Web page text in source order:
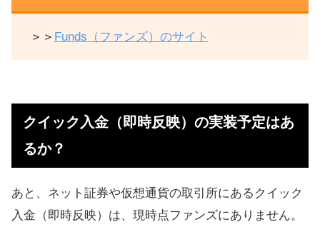
＞＞ Funds（ファンズ）のサイト
クイック入金（即時反映）の実装予定はあ
るか？
あと、ネット証券や仮想通貨の取引所にあるクイック
入金（即時反映）は、現時点ファンズにありません。